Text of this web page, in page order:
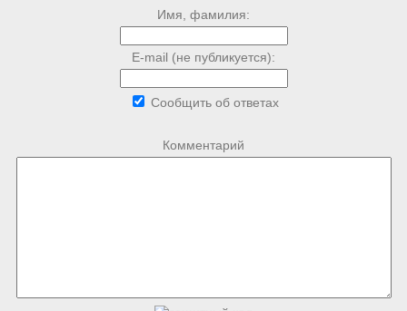
Имя, фамилия:
E-mail (не публикуется):
Сообщить об ответах
Комментарий